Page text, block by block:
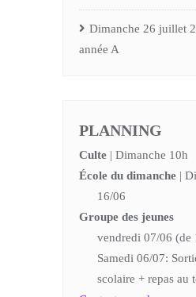
Dimanche 26 juillet
année A
PLANNING
Culte | Dimanche 10h
École du dimanche |
16/06
Groupe des jeunes
vendredi 07/06 (de
Samedi 06/07:
scolaire + repas au